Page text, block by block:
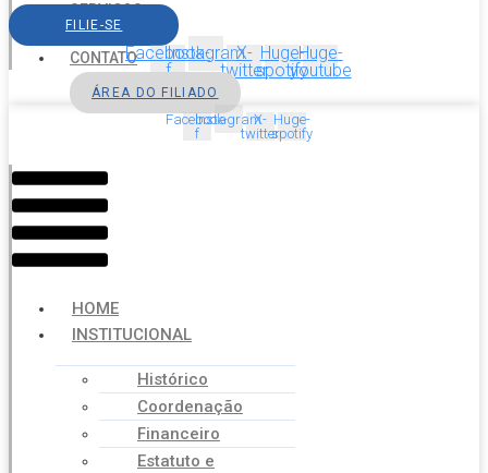
SERVIÇOS
AGENDA
CONTATO
FILIE-SE
Facebook-
f
InstagramX-
twitter
Huge-
spotify
Huge-
youtube
ÁREA DO FILIADO
Facebook-
f
InstagramX-
twitter
Huge-
spotify
Menu
HOME
INSTITUCIONAL
Histórico
Coordenação
Financeiro
Estatuto e